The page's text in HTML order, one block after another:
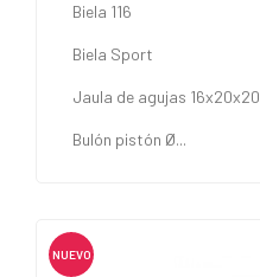
Biela 116
Biela Sport
Jaula de agujas 16x20x20
Bulón pistón Ø...
NUEVO